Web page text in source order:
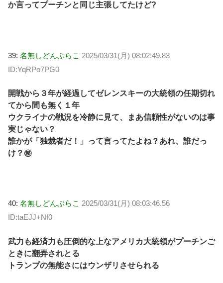
か言ってプーチンと同じ主張してたけど?
39: 名無しどんぶらこ 2025/03/31(月) 08:02:49.83
ID:YqRPo7PG0
開戦から３年が経過してゼレンスキーの大統領の任期切れ
てから間も無く１年
ウクライナの戦況を冷静に見て、まあ信頼性がないのは事
実じゃない？
誰かが「独裁者だ！」って言ってたよね？あれ、誰だっ
け？㊙
40: 名無しどんぶらこ 2025/03/31(月) 08:03:46.56
ID:taEJJ+Nf0
武力も経済力も圧倒的な上なアメリカ大統領がプーチンご
ときに翻弄されとる
トランプの無能さにはウンザリさせられる